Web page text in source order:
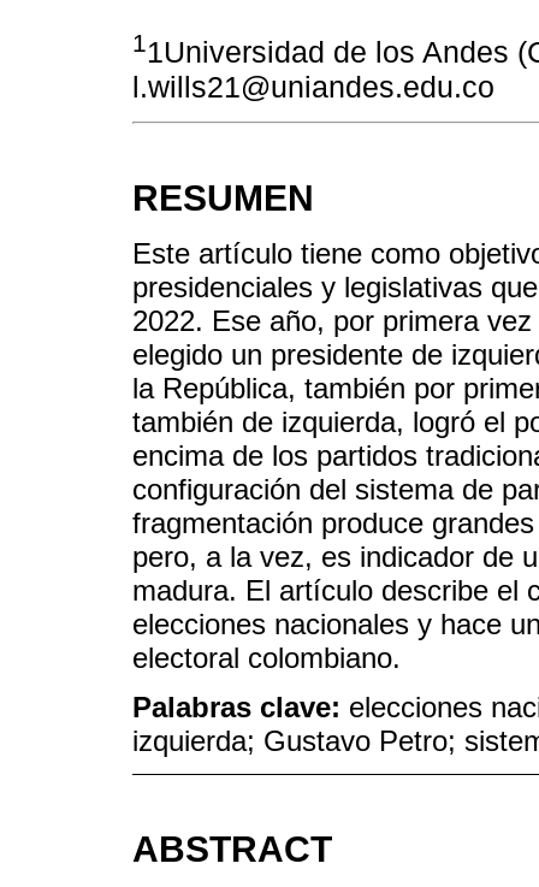
11Universidad de los Andes
l.wills21@uniandes.edu.co
RESUMEN
Este artículo tiene como
presidenciales y legislativas
2022. Ese año, por primera
elegido un presidente de
la República, también por
también de izquierda, logró el
encima de los partidos
configuración del sistema de
fragmentación produce
pero, a la vez, es indicador de
madura. El artículo describe el
elecciones nacionales y hace
electoral colombiano.
Palabras clave: elecciones
izquierda; Gustavo Petro;
ABSTRACT